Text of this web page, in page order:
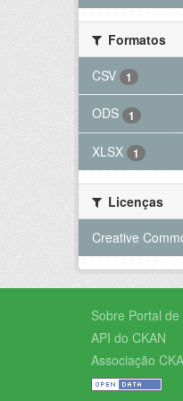
Formatos
CSV
1
ODS 1
XLSX 1
Licenças
Creative
Sobre Portal
API do CKAN
Associação